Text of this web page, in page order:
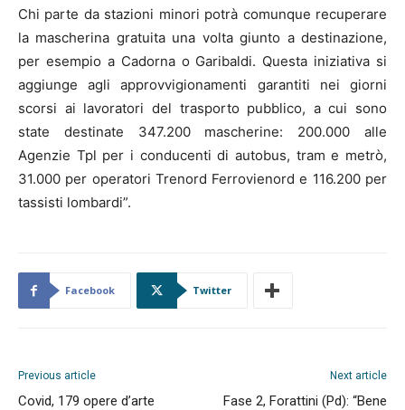
Chi parte da stazioni minori potrà comunque recuperare
la mascherina gratuita una volta giunto a destinazione,
per esempio a Cadorna o Garibaldi. Questa iniziativa si
aggiunge agli approvvigionamenti garantiti nei giorni
scorsi ai lavoratori del trasporto pubblico, a cui sono
state destinate 347.200 mascherine: 200.000 alle
Agenzie Tpl per i conducenti di autobus, tram e metrò,
31.000 per operatori Trenord Ferrovienord e 116.200 per
tassisti lombardi”.
Facebook Twitter
Previous article
Covid, 179 opere d’arte
Next article
Fase 2, Forattini (Pd): “Bene